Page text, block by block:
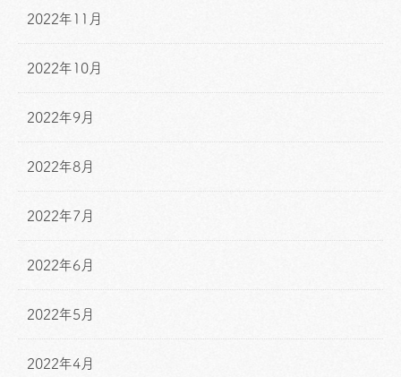
2022年11月
2022年10月
2022年9月
2022年8月
2022年7月
2022年6月
2022年5月
2022年4月